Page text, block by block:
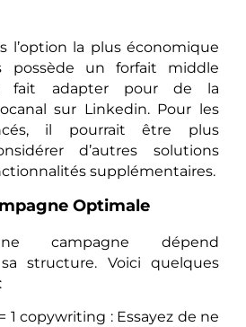
l’option la plus économique
possède un forfait middle
fait adapter pour de la
sur Linkedin. Pour les
il pourrait être plus
d’autres solutions
supplémentaires.
Optimale
campagne dépend
structure. Voici quelques
1 copywriting : Essayez de ne